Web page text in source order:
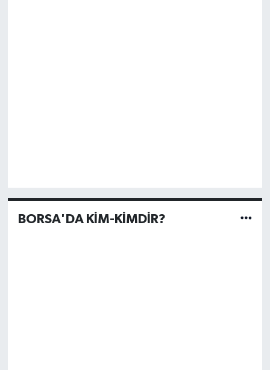
BORSA'DA KİM-KİMDİR?